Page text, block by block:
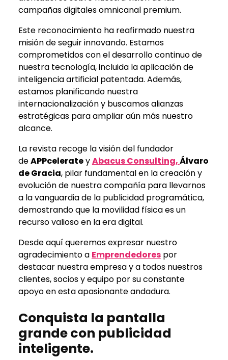
campañas digitales omnicanal premium.
Este reconocimiento ha reafirmado nuestra
misión de seguir innovando. Estamos
comprometidos con el desarrollo continuo de
nuestra tecnología, incluida la aplicación de
inteligencia artificial patentada. Además,
estamos planificando nuestra
internacionalización y buscamos alianzas
estratégicas para ampliar aún más nuestro
alcance.
La revista recoge la visión del fundador
deAPPcelerateyAbacus Consulting,Álvaro
de Gracia, pilar fundamental en la creación y
evolución de nuestra compañía para llevarnos
a la vanguardia de la publicidad programática,
demostrando que la movilidad física es un
recurso valioso en la era digital.
Desde aquí queremos expresar nuestro
agradecimiento a Emprendedorespor
destacar nuestra empresa y a todos nuestros
clientes, socios y equipo por su constante
apoyo en esta apasionante andadura.
Conquista la pantalla
grande con publicidad
inteligente.